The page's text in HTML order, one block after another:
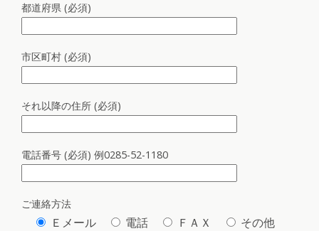
都道府県 (必須)
市区町村 (必須)
それ以降の住所 (必須)
電話番号 (必須) 例0285-52-1180
ご連絡方法
Ｅメール 電話 ＦＡＸ その他